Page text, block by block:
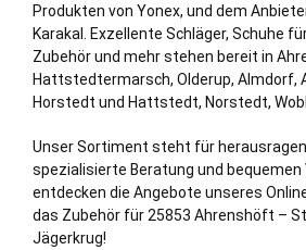
Produkten von Yonex, und dem
Karakal. Exzellente Schläger, Schuhe
Zubehör und mehr stehen bereit in
Hattstedtermarsch, Olderup, Almdorf,
Horstedt und Hattstedt, Norstedt,
Unser Sortiment steht für
spezialisierte Beratung und
entdecken die Angebote unseres
das Zubehör für 25853 Ahrenshöft –
Jägerkrug!